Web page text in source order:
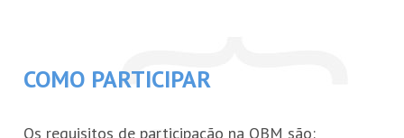
Coordenadores
Projeto Gráfico da OBM
Perguntas frequentes
Lista de discussão
NOVIDADES
Sala de imprensa
COMO PARTICIPAR
Os requisitos de participação na OBM são: